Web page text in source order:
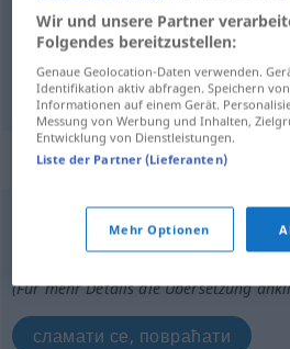
раскидати brechenVertrag
прекидати brechenSchweigen
„brechen“:
(Für mehr Details die Übersetzung
сламати се, повраћати
Wir und unsere Partner
Folgendes bereitzustellen:
Genaue Geolocation-Daten verwenden.
Identifikation aktiv abfragen. Speichern
Informationen auf einem Gerät.
Messung von Werbung und Inhalten,
Entwicklung von Dienstleistungen.
Liste der Partner (Lieferanten)
Mehr Optionen